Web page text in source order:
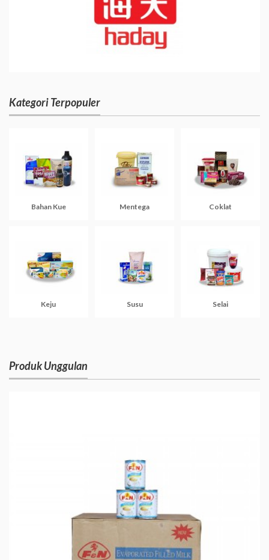
Kategori Terpopuler
Bahan Kue Mentega Coklat
Keju Susu Selai
Produk Unggulan